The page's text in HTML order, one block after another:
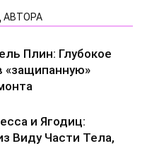
АВТОРА
Плин: Глубокое
«защипанную»
и Ягодиц:
Виду Части Тела,